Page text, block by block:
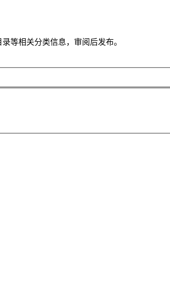
等相关分类信息，审阅后发布。